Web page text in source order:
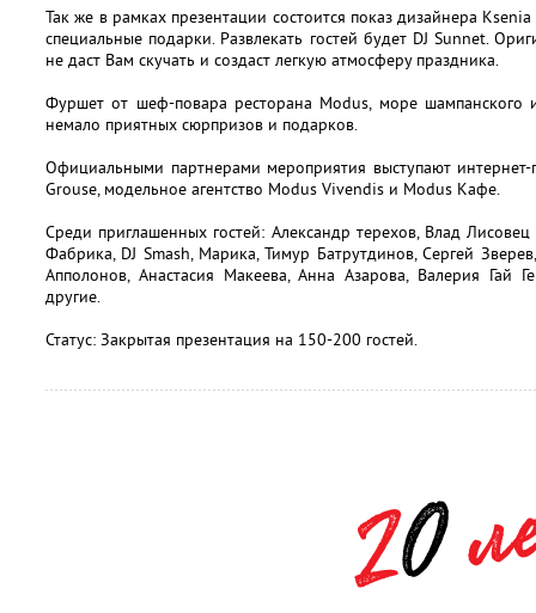
Так же в рамках презентации состоится показ дизайнера
специальные подарки. Развлекать гостей будет DJ Sunnet.
не даст Вам скучать и создаст легкую атмосферу праздника.
Фуршет от шеф-повара ресторана Modus, море шампанского
немало приятных сюрпризов и подарков.
Официальными партнерами мероприятия выступают
Grouse, модельное агентство Modus Vivendis и Modus Кафе.
Среди приглашенных гостей: Александр терехов, Влад
Фабрика, DJ Smash, Марика, Тимур Батрутдинов, Сергей
Апполонов, Анастасия Макеева, Анна Азарова, Валерия Гай
другие.
Статус: Закрытая презентация на 150-200 гостей.